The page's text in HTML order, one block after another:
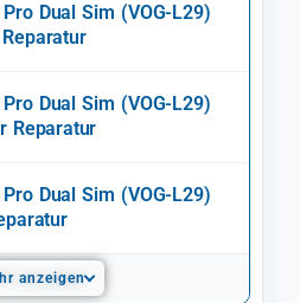
Dual Sim (VOG-L29)
Dual Sim (VOG-L29)
Reparatur
Dual Sim (VOG-L29)
anzeigen